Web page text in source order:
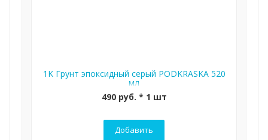
1K Грунт эпоксидный серый PODKRASKA 520
мл
490 руб. * 1 шт
Добавить